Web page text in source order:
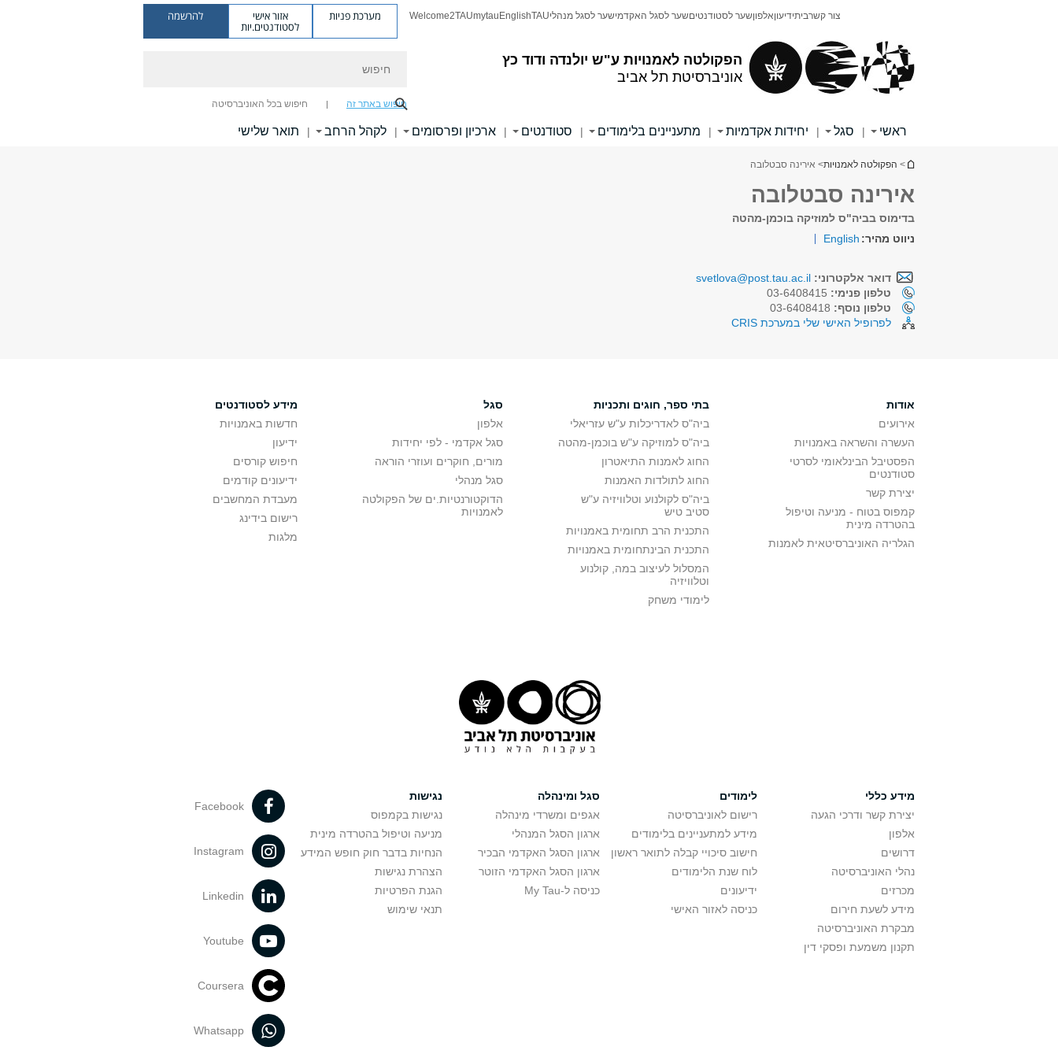
הפקולטה לאמנויות ע"ש יולנדה ודוד כץ
אוניברסיטת תל אביב
צור קשרביתידיעוןאלפוןשער לסטודנטיםשער לסגל האקדמישער לסגל מנהליTAU
English
mytau
Welcome2TAU מערכת פניות אזור אישי
לסטודנטים.יות
להרשמה
חיפוש באתר זה חיפוש בכל האוניברסיטה
ראשי | סגל | יחידות אקדמיות | מתעניינים בלימודים | סטודנטים | ארכיון ופרסומים | לקהל הרחב | תואר שלישי
הינך נמצא כאן
> הפקולטה לאמנויות> אירינה סבטלובה
אירינה סבטלובה
בדימוס בביה"ס למוזיקה בוכמן-מהטה
ניווט מהיר: English
דואר אלקטרוני: svetlova@post.tau.ac.il
טלפון פנימי:
טלפון נוסף:
לפרופיל האישי שלי במערכת CRIS
אודות
אירועים
העשרה והשראה באמנויות
הפסטיבל הבינלאומי לסרטי
סטודנטים
יצירת קשר
קמפוס בטוח - מניעה וטיפול
בהטרדה מינית
הגלריה האוניברסיטאית לאמנות
בתי ספר, חוגים ותכניות
ביה"ס לאדריכלות ע"ש עזריאלי
ביה"ס למוזיקה ע"ש בוכמן-מהטה
החוג לאמנות התיאטרון
החוג לתולדות האמנות
ביה"ס לקולנוע וטלוויזיה ע"ש
סטיב טיש
התכנית הרב תחומית באמנויות
התכנית הבינתחומית באמנויות
המסלול לעיצוב במה, קולנוע
וטלוויזיה
לימודי משחק
סגל
אלפון
סגל אקדמי - לפי יחידות
מורים, חוקרים ועוזרי הוראה
סגל מנהלי
הדוקטורנטיות.ים של הפקולטה
לאמנויות
מידע לסטודנטים
חדשות באמנויות
ידיעון
חיפוש קורסים
ידיעונים קודמים
מעבדת המחשבים
רישום בידינג
מלגות
מידע כללי
יצירת קשר ודרכי הגעה
אלפון
דרושים
נהלי האוניברסיטה
מכרזים
מידע לשעת חירום
מבקרת האוניברסיטה
תקנון משמעת ופסקי דין
לימודים
רישום לאוניברסיטה
מידע למתעניינים בלימודים
חישוב סיכויי קבלה לתואר ראשון
לוח שנת הלימודים
ידיעונים
כניסה לאזור האישי
סגל ומינהלה
אגפים ומשרדי מינהלה
ארגון הסגל המנהלי
ארגון הסגל האקדמי הבכיר
ארגון הסגל האקדמי הזוטר
כניסה ל-My Tau
נגישות
נגישות בקמפוס
מניעה וטיפול בהטרדה מינית
הנחיות בדבר חוק חופש המידע
הצהרת נגישות
הגנת הפרטיות
תנאי שימוש
Facebook
Instagram
Linkedin
Youtube
Coursera
Whatsapp